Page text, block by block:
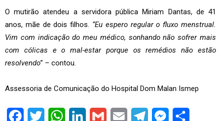
O mutirão atendeu a servidora pública Miriam Dantas, de 41
anos, mãe de dois filhos. “Eu espero regular o fluxo menstrual.
Vim com indicação do meu médico, sonhando não sofrer mais
com cólicas e o mal-estar porque os remédios não estão
resolvendo” – contou.
Assessoria de Comunicação do Hospital Dom Malan Ismep
Facebook
Twitter WhatsAppLinkedInGmail Email TelegramMessenger